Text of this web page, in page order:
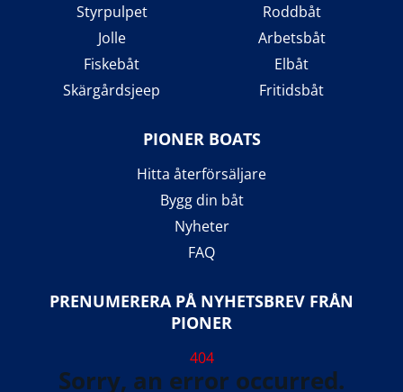
Styrpulpet
Jolle
Fiskebåt
Skärgårdsjeep
Roddbåt
Arbetsbåt
Elbåt
Fritidsbåt
PIONER BOATS
Hitta återförsäljare
Bygg din båt
Nyheter
FAQ
PRENUMERERA PÅ NYHETSBREV FRÅN
PIONER
404
Sorry, an error occurred.